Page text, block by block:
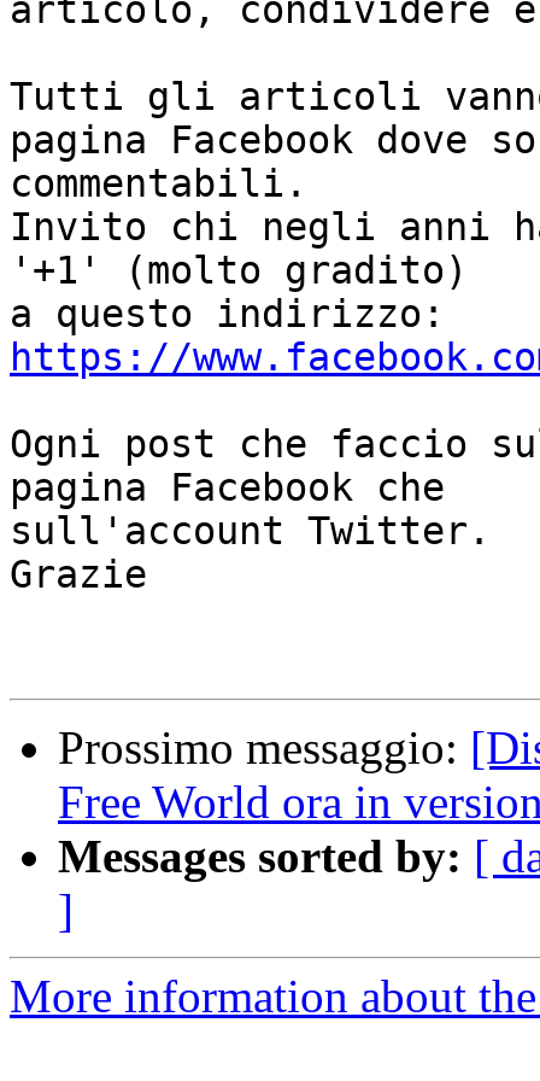
articolo, condividere
Tutti gli articoli
pagina Facebook dove
commentabili.
Invito chi negli anni
'+1' (molto gradito)
https://
Ogni post che faccio
pagina Facebook che
sull'account Twitter.
Grazie
Prossimo messaggio:
Free World ora in
Messages sorted by: [
]
More information about